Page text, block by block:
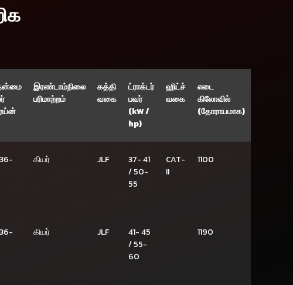
இரண்டாம்நிலை
பரிமாற்றம்
கத்தி
வகை
ட்ராக்டர்
பவர்
(kW /
hp)
ஹிட்ச்
வகை
எடை
கிலோவில்
(தோராயமாக)
கியர் JLF
37- 41
/ 50-
55
CAT-
II
1100
கியர் JLF
41- 45
/ 55-
60
1190